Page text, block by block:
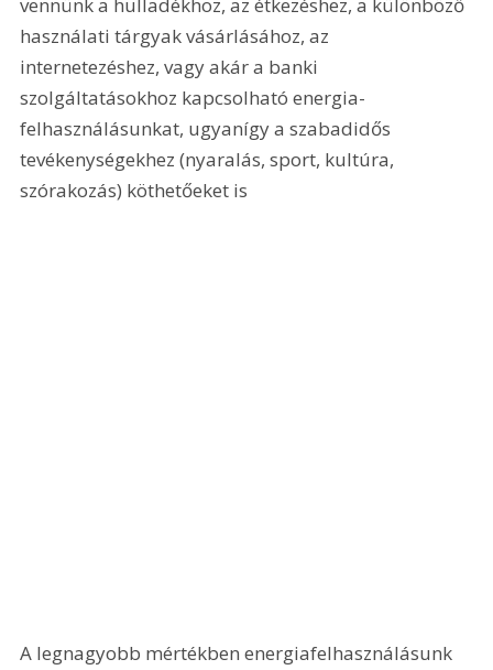
vennünk a hulladékhoz, az étkezéshez, a különböző
használati tárgyak vásárlásához, az
internetezéshez, vagy akár a banki
szolgáltatásokhoz kapcsolható energia-
felhasználásunkat, ugyanígy a szabadidős
tevékenységekhez (nyaralás, sport, kultúra,
szórakozás) köthetőeket is
A legnagyobb mértékben energiafelhasználásunk